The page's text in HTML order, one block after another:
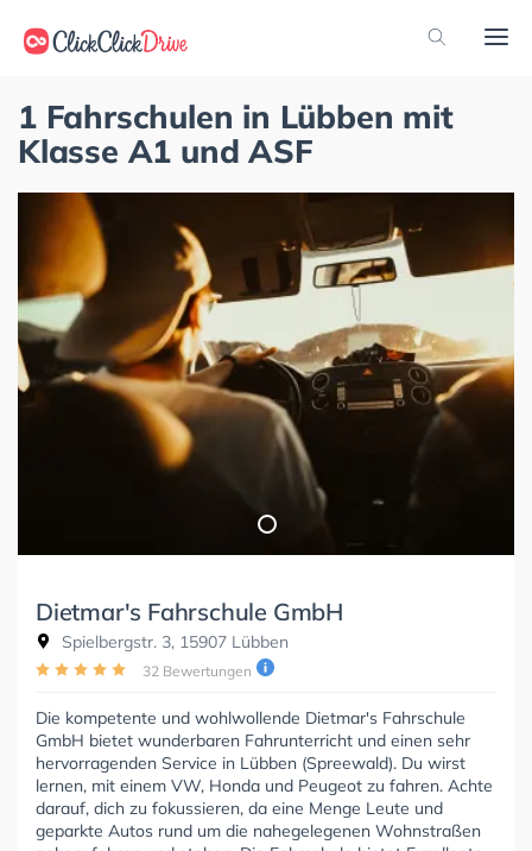
1 Fahrschulen in Lübben mit
Klasse A1 und ASF
Dietmar's Fahrschule GmbH
Spielbergstr. 3, 15907 Lübben
32 Bewertungen
Die kompetente und wohlwollende Dietmar's Fahrschule
GmbH bietet wunderbaren Fahrunterricht und einen sehr
hervorragenden Service in Lübben (Spreewald). Du wirst
lernen, mit einem VW, Honda und Peugeot zu fahren. Achte
darauf, dich zu fokussieren, da eine Menge Leute und
geparkte Autos rund um die nahegelegenen Wohnstraßen